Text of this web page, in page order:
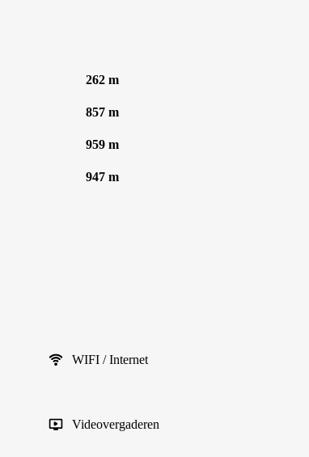
262 m
857 m
959 m
947 m
WIFI / Internet
Videovergaderen